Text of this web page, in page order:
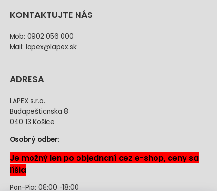
KONTAKTUJTE NÁS
Mob: 0902 056 000
Mail: lapex@lapex.sk
ADRESA
LAPEX s.r.o.
Budapeštianska 8
040 13 Košice
Osobný odber:
Je možný len po objednaní cez e-shop, ceny sa
líšia
Pon-Pia: 08:00 -18:00